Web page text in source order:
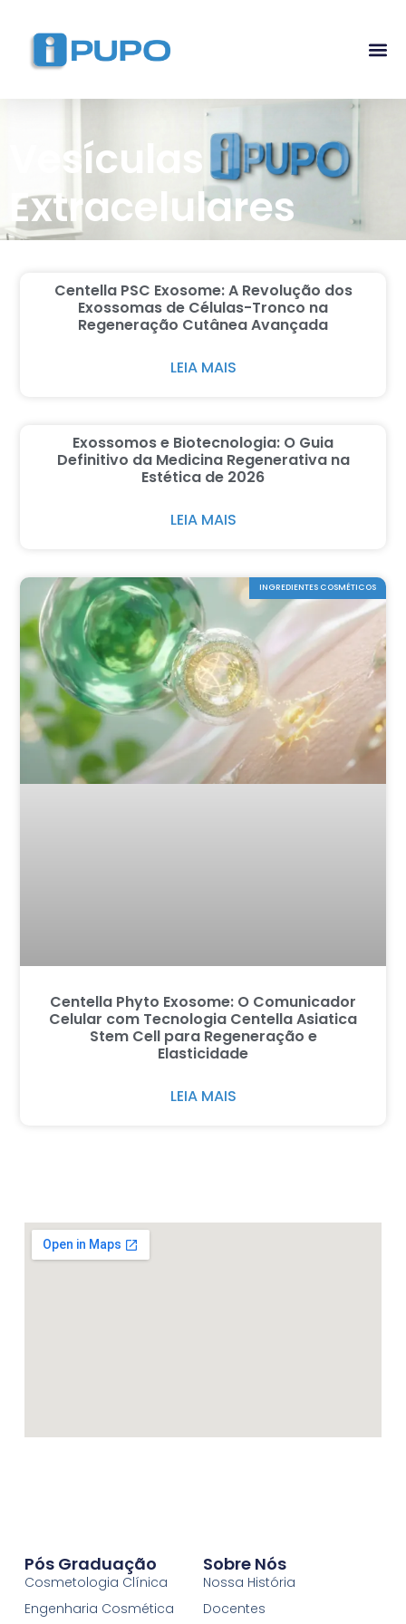
Vesículas
Extracelulares
Centella PSC Exosome: A Revolução dos
Exossomas de Células-Tronco na
Regeneração Cutânea Avançada
LEIA MAIS
Exossomos e Biotecnologia: O Guia
Definitivo da Medicina Regenerativa na
Estética de 2026
LEIA MAIS
INGREDIENTES COSMÉTICOS
Centella Phyto Exosome: O Comunicador
Celular com Tecnologia Centella Asiatica
Stem Cell para Regeneração e
Elasticidade
LEIA MAIS
Pós Graduação
Cosmetologia Clínica
Engenharia Cosmética
Sobre Nós
Nossa História
Docentes